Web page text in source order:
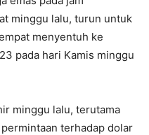
minggu lalu, turun untuk
menyentuh ke
pada hari Kamis minggu
minggu lalu, terutama
terhadap dolar